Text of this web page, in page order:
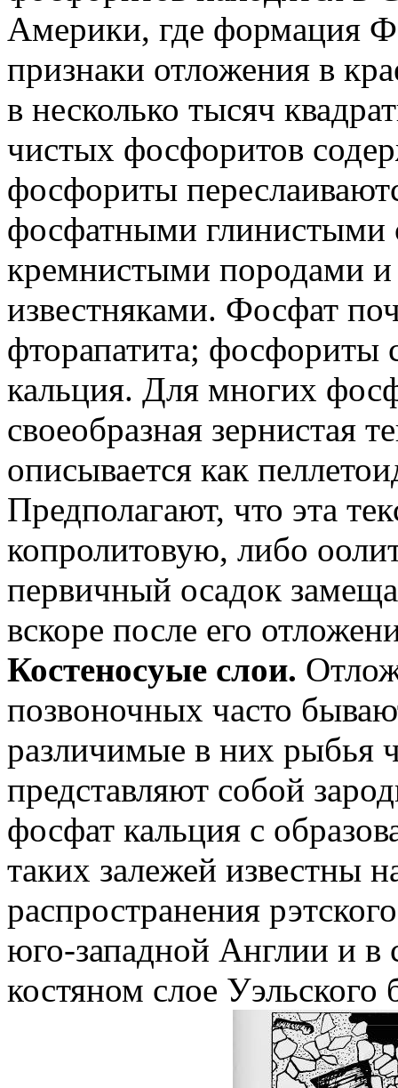
Америки, где формация
признаки отложения в
в несколько тысяч
чистых фосфоритов
фосфориты
фосфатными глинистыми
кремнистыми породами и
известняками. Фосфат
фторапатита; фосфориты
кальция. Для многих
своеобразная зернистая
описывается как
Предполагают, что эта
копролитовую, либо
первичный осадок
вскоре после его
Костеносyые слои.
позвоночных часто
различимые в них рыбья
представляют собой
фосфат кальция с
таких залежей известны
распространения
юго-западной Англии и в
костяном слое